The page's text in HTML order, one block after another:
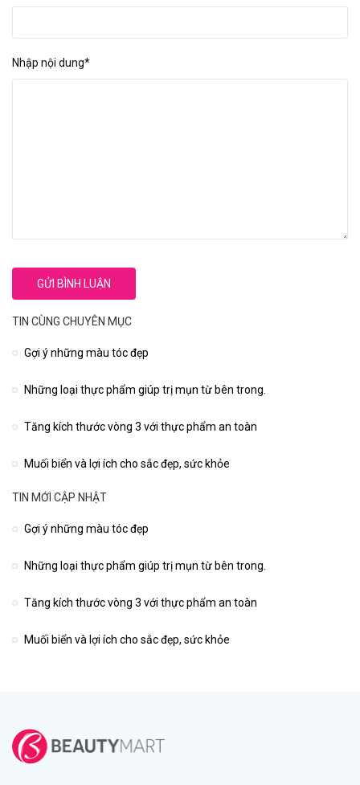
Nhập nội dung*
TIN CÙNG CHUYÊN MỤC
Gợi ý những màu tóc đẹp
Những loại thực phẩm giúp trị mụn từ bên trong.
Tăng kích thước vòng 3 với thực phẩm an toàn
Muối biển và lợi ích cho sắc đẹp, sức khỏe
TIN MỚI CẬP NHẬT
Gợi ý những màu tóc đẹp
Những loại thực phẩm giúp trị mụn từ bên trong.
Tăng kích thước vòng 3 với thực phẩm an toàn
Muối biển và lợi ích cho sắc đẹp, sức khỏe